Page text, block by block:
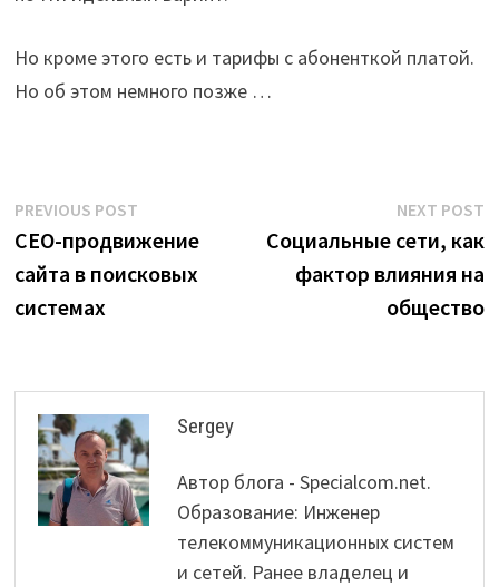
Но кроме этого есть и тарифы с абоненткой платой.
Но об этом немного позже …
Post
navigation
PREVIOUS POSTPrevious
post:
СЕО-продвижение
сайта в поисковых
системах
NEXT POST
Социальные сети, как
фактор влияния на
общество
Sergey
Автор блога - Specialcom.net.
Образование: Инженер
телекоммуникационных систем
и сетей. Ранее владелец и